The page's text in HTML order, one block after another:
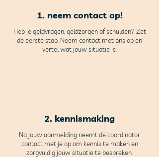
1. neem contact op!
Heb je geldvragen, geldzorgen of schulden? Zet
de eerste stap. Neem contact met ons op en
vertel wat jouw situatie is.
2. kennismaking
Na jouw aanmelding neemt de coördinator
contact met je op om kennis te maken en
zorgvuldig jouw situatie te bespreken.